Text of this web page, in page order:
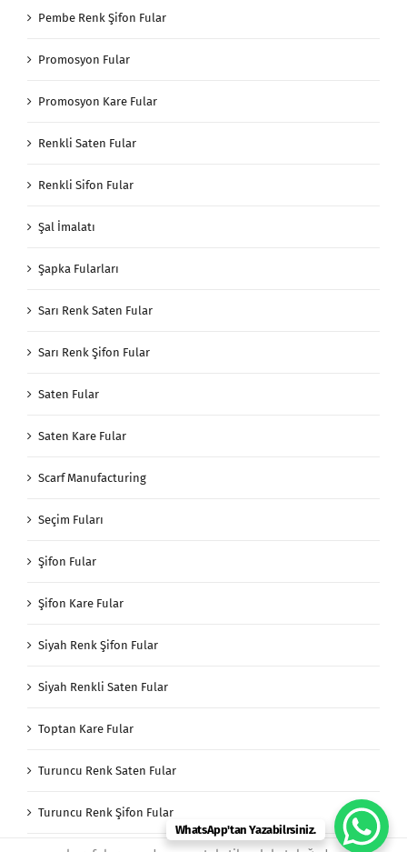
Pembe Renk Şifon Fular
Promosyon Fular
Promosyon Kare Fular
Renkli Saten Fular
Renkli Sifon Fular
Şal İmalatı
Şapka Fularları
Sarı Renk Saten Fular
Sarı Renk Şifon Fular
Saten Fular
Saten Kare Fular
Scarf Manufacturing
Seçim Fuları
Şifon Fular
Şifon Kare Fular
Siyah Renk Şifon Fular
Siyah Renkli Saten Fular
Toptan Kare Fular
Turuncu Renk Saten Fular
Turuncu Renk Şifon Fular
WhatsApp'tan Yazabilrsiniz.